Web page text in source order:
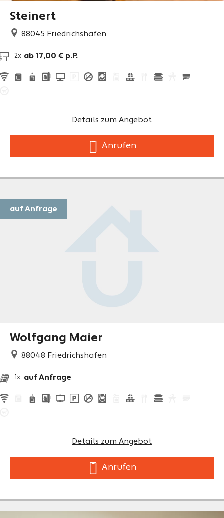
Steinert
88045 Friedrichshafen
2x ab 17,00 € p.P.
Details zum Angebot
Anrufen
Wolfgang Maier
88048 Friedrichshafen
1x auf Anfrage
Details zum Angebot
Anrufen
auf Anfrage